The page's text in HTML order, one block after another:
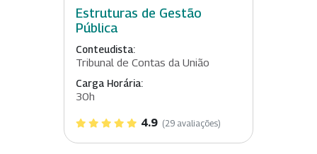
Estruturas de Gestão
Pública
Conteudista:
Tribunal de Contas da União
Carga Horária:
30h
4.9 (29 avaliações)